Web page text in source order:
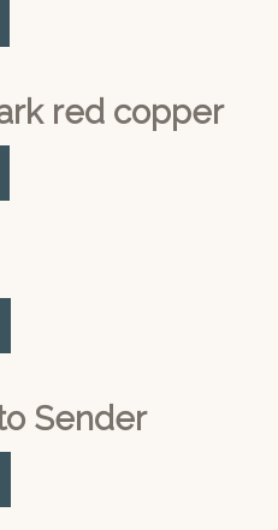
red copper
Sender